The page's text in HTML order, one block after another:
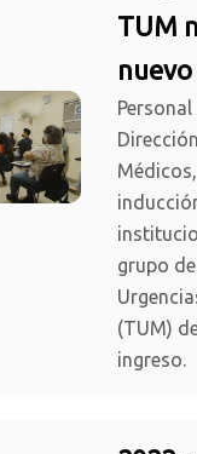
TUM
grupo
(TUM)
ingreso.